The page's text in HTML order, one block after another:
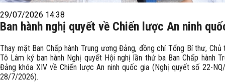
29/07/2026 14:38
Ban hành nghị quyết về Chiến lược An ninh
Thay mặt Ban Chấp hành Trung ương Đảng, đồng chí Tổng Bí thư,
Tô Lâm ký ban hành Nghị quyết Hội nghị lần thứ ba Ban Chấp hành
Đảng khóa XIV về Chiến lược An ninh quốc gia (Nghị quyết số 22-
28/7/2026).